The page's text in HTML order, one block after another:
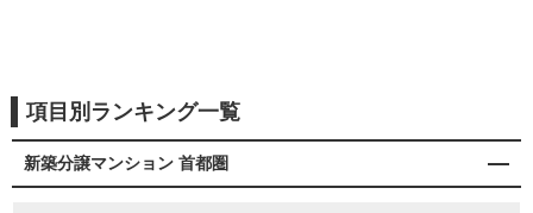
項目別ランキング一覧
新築分譲マンション 首都圏